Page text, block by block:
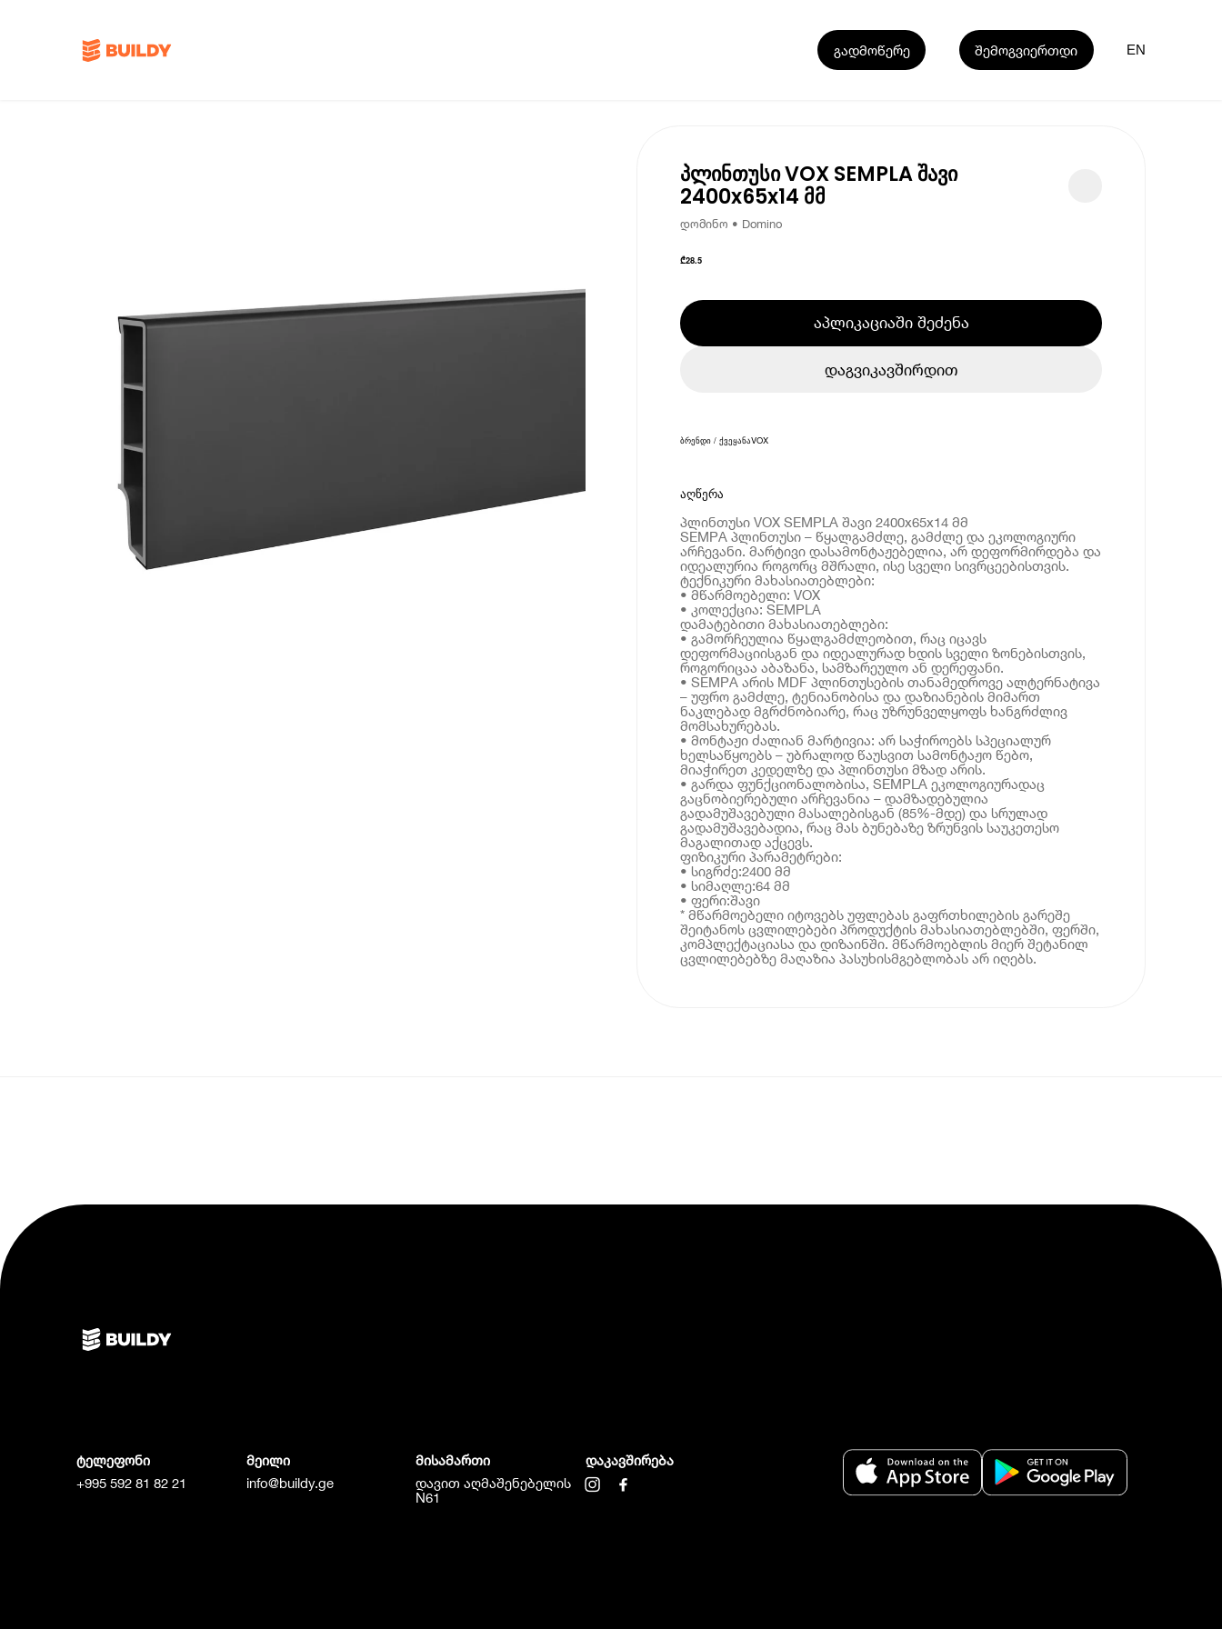
გადმოწერე შემოგვიერთდი EN
პლინთუსი VOX SEMPLA შავი
2400x65x14 მმ
დომინო • Domino
₾28.5
აპლიკაციაში შეძენა
დაგვიკავშირდით
ბრენდი / ქვეყანაVOX
აღწერა
პლინთუსი VOX SEMPLA შავი 2400x65x14 მმ
SEMPA პლინთუსი – წყალგამძლე, გამძლე და ეკოლოგიური
არჩევანი. მარტივი დასამონტაჟებელია, არ დეფორმირდება და
იდეალურია როგორც მშრალი, ისე სველი სივრცეებისთვის.
ტექნიკური მახასიათებლები:
• მწარმოებელი: VOX
• კოლექცია: SEMPLA
დამატებითი მახასიათებლები:
• გამორჩეულია წყალგამძლეობით, რაც იცავს
დეფორმაციისგან და იდეალურად ხდის სველი ზონებისთვის,
როგორიცაა აბაზანა, სამზარეულო ან დერეფანი.
• SEMPA არის MDF პლინთუსების თანამედროვე ალტერნატივა
– უფრო გამძლე, ტენიანობისა და დაზიანების მიმართ
ნაკლებად მგრძნობიარე, რაც უზრუნველყოფს ხანგრძლივ
მომსახურებას.
• მონტაჟი ძალიან მარტივია: არ საჭიროებს სპეციალურ
ხელსაწყოებს – უბრალოდ წაუსვით სამონტაჟო წებო,
მიაჭირეთ კედელზე და პლინთუსი მზად არის.
• გარდა ფუნქციონალობისა, SEMPLA ეკოლოგიურადაც
გაცნობიერებული არჩევანია – დამზადებულია
გადამუშავებული მასალებისგან (85%-მდე) და სრულად
გადამუშავებადია, რაც მას ბუნებაზე ზრუნვის საუკეთესო
მაგალითად აქცევს.
ფიზიკური პარამეტრები:
• სიგრძე:2400 მმ
• სიმაღლე:64 მმ
• ფერი:შავი
* მწარმოებელი იტოვებს უფლებას გაფრთხილების გარეშე
შეიტანოს ცვლილებები პროდუქტის მახასიათებლებში, ფერში,
კომპლექტაციასა და დიზაინში. მწარმოებლის მიერ შეტანილ
ცვლილებებზე მაღაზია პასუხისმგებლობას არ იღებს.
ტელეფონი
+995 592 81 82 21
მეილი
info@buildy.ge
მისამართი
დავით აღმაშენებელის
N61
დაკავშირება